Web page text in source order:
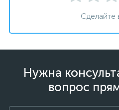
Сделайте
Нужна
вопрос